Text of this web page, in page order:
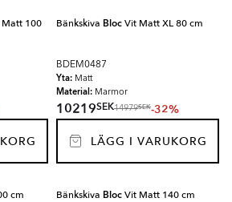
100
Bänkskiva BlocVit Matt XL 80 cm
BDEM0487
Yta: Matt
Material: Marmor
10219SEK14979SEK-32%
LÄGG I VARUKORG
cm Bänkskiva BlocVit Matt 140 cm